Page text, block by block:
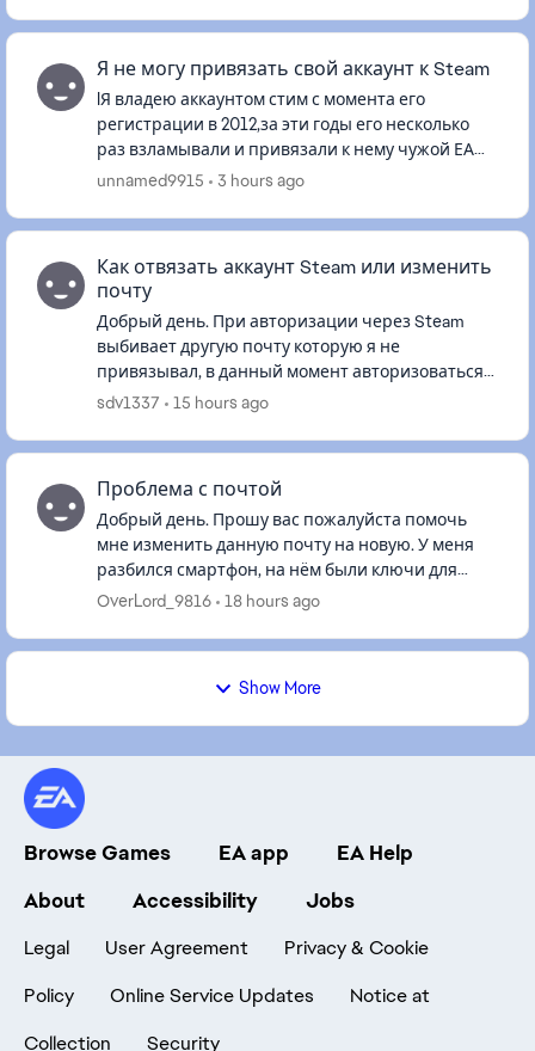
Я не могу привязать свой аккаунт к Steam
IЯ владею аккаунтом стим с момента его
регистрации в 2012,за эти годы его несколько
раз взламывали и привязали к нему чужой ЕА
аккаунт,у меня есть свой ЕА аккаунт в котором я
unnamed9915 3 hours ago
Как отвязать аккаунт Steam или изменить
почту
Добрый день. При авторизации через Steam
выбивает другую почту которую я не
привязывал, в данный момент авторизоваться
через Steam я не могу так как требует
sdv1337 15 hours ago
Проблема с почтой
Добрый день. Прошу вас пожалуйста помочь
мне изменить данную почту на новую. У меня
разбился смартфон, на нём были ключи для
входа, на данной почте стоит двойная
OverLord_9816 18 hours ago
Show More
Browse Games EA app
EA Help
About
Accessibility Jobs
Legal User Agreement
Privacy & Cookie
Policy
Online Service Updates
Notice at
Collection
Security